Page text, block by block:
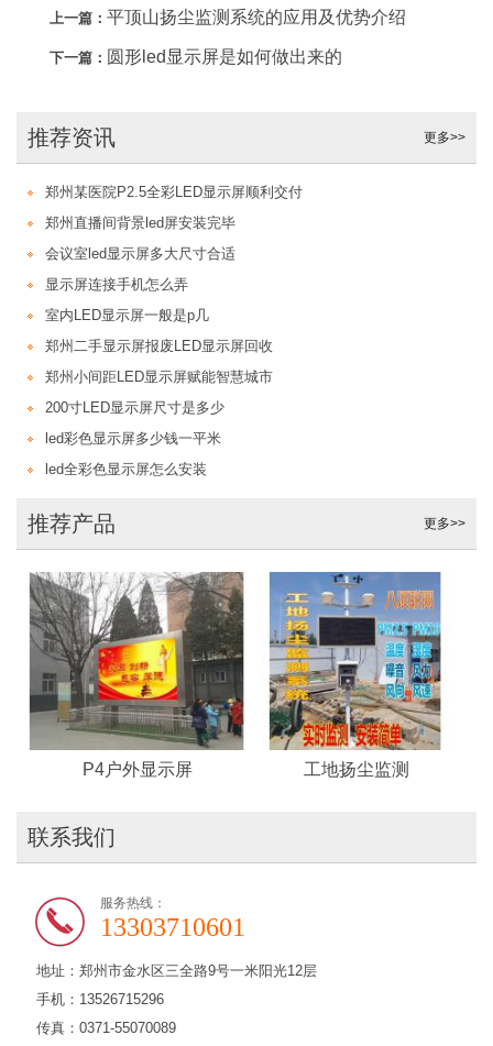
上一篇： 平顶山扬尘监测系统的应用及优势介绍
下一篇： 圆形led显示屏是如何做出来的
推荐资讯 更多>>
郑州某医院P2.5全彩LED显示屏顺利交付
郑州直播间背景led屏安装完毕
会议室led显示屏多大尺寸合适
显示屏连接手机怎么弄
室内LED显示屏一般是p几
郑州二手显示屏报废LED显示屏回收
郑州小间距LED显示屏赋能智慧城市
200寸LED显示屏尺寸是多少
led彩色显示屏多少钱一平米
led全彩色显示屏怎么安装
推荐产品 更多>>
P4户外显示屏 工地扬尘监测
联系我们
服务热线：
13303710601
地址：郑州市金水区三全路9号一米阳光12层
手机：13526715296
传真：0371-55070089